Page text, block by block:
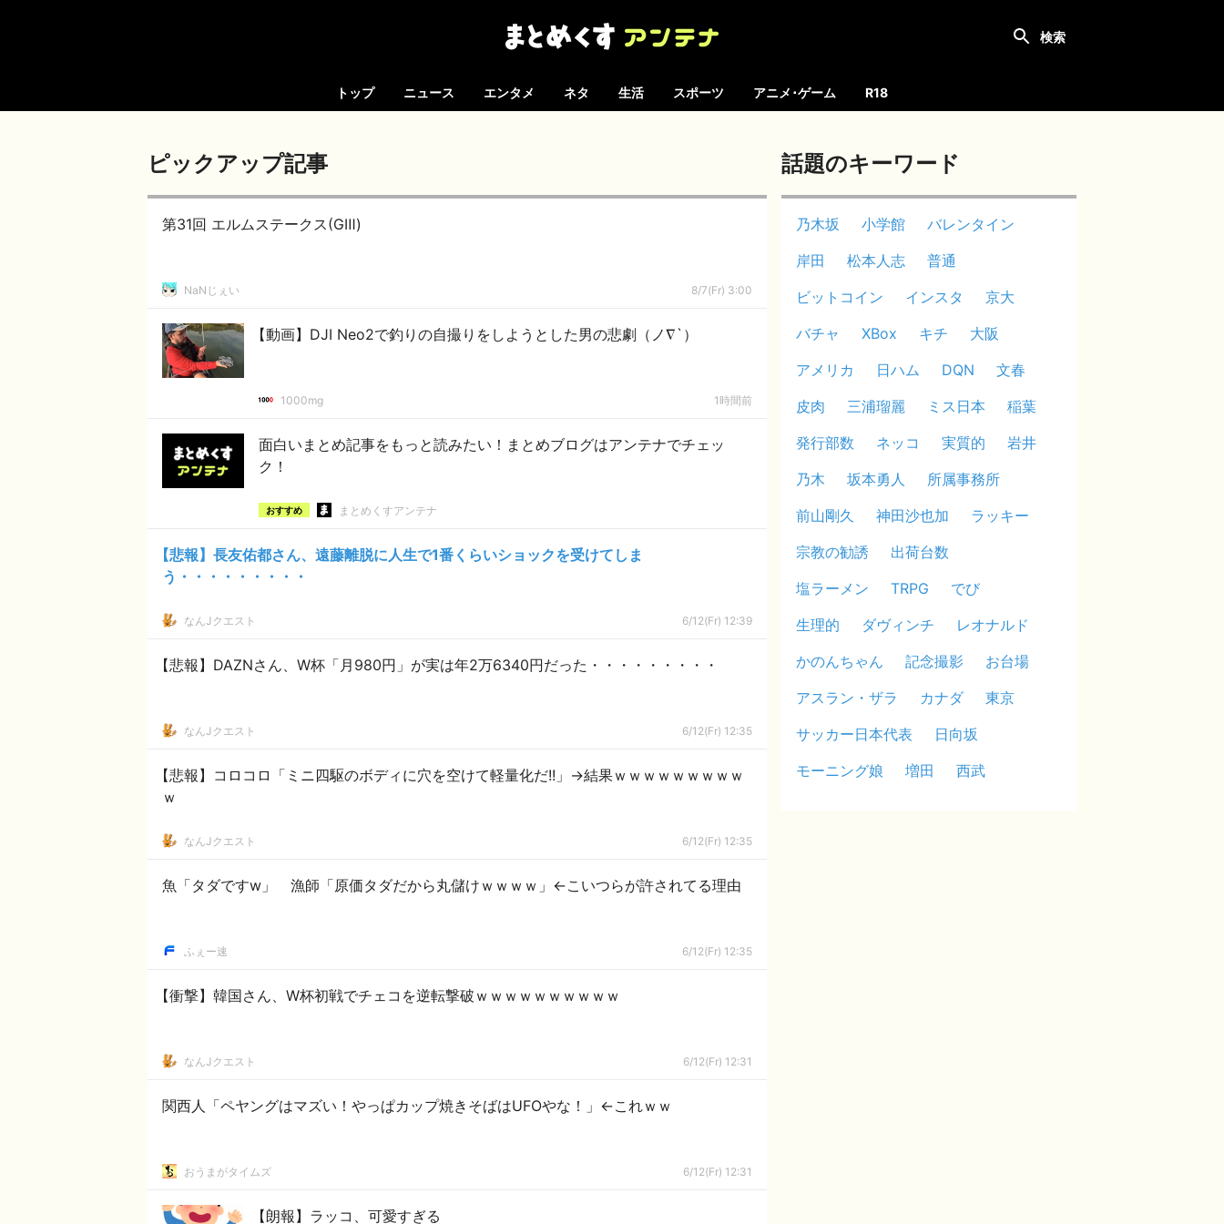
トップ ニュース エンタメ ネタ 生活 スポーツ アニメ･ゲーム R18
ピックアップ記事
第31回 エルムステークス(GⅢ)
NaNじぇい 8/7(Fr) 3:00
【動画】DJI Neo2で釣りの自撮りをしようとした男の悲劇（ノ∇`）
1000mg 1時間前
面白いまとめ記事をもっと読みたい！まとめブログはアンテナでチェッ
ク！
おすすめ まとめくすアンテナ
【悲報】長友佑都さん、遠藤離脱に人生で1番くらいショックを受けてしま
う・・・・・・・・・
なんJクエスト 6/12(Fr) 12:39
【悲報】DAZNさん、W杯「月980円」が実は年2万6340円だった・・・・・・・・・
なんJクエスト 6/12(Fr) 12:35
【悲報】コロコロ「ミニ四駆のボディに穴を空けて軽量化だ!!」→結果ｗｗｗｗｗｗｗｗｗ
ｗ
なんJクエスト 6/12(Fr) 12:35
魚「タダですw」 漁師「原価タダだから丸儲けｗｗｗｗ」←こいつらが許されてる理由
ふぇー速 6/12(Fr) 12:35
【衝撃】韓国さん、W杯初戦でチェコを逆転撃破ｗｗｗｗｗｗｗｗｗｗ
なんJクエスト 6/12(Fr) 12:31
関西人「ペヤングはマズい！やっぱカップ焼きそばはUFOやな！」←これｗｗ
おうまがタイムズ 6/12(Fr) 12:31
【朗報】ラッコ、可愛すぎる
話題のキーワード
乃木坂 小学館
バレンタイン
岸田
松本人志
普通
ビットコイン
インスタ
京大
バチャ
XBox キチ
大阪
アメリカ
日ハム DQN
文春
皮肉
三浦瑠麗 ミス日本
稲葉
発行部数
ネッコ 実質的
岩井
乃木
坂本勇人
所属事務所
前山剛久
神田沙也加
ラッキー
宗教の勧誘
出荷台数
塩ラーメン
TRPG
でび
生理的
ダヴィンチ
レオナルド
かのんちゃん
記念撮影
お台場
アスラン・ザラ
カナダ
東京
サッカー日本代表
日向坂
モーニング娘
増田 西武